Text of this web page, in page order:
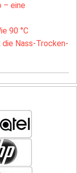
– eine
90 °C
die Nass-Trocken-